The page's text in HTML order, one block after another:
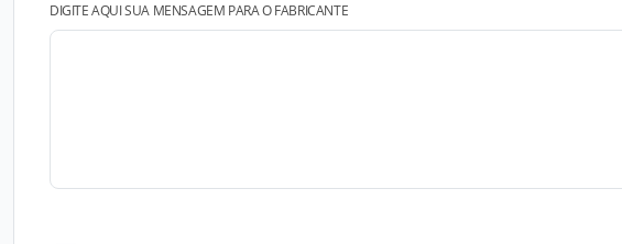
DIGITE AQUI SUA MENSAGEM PARA O FABRICANTE